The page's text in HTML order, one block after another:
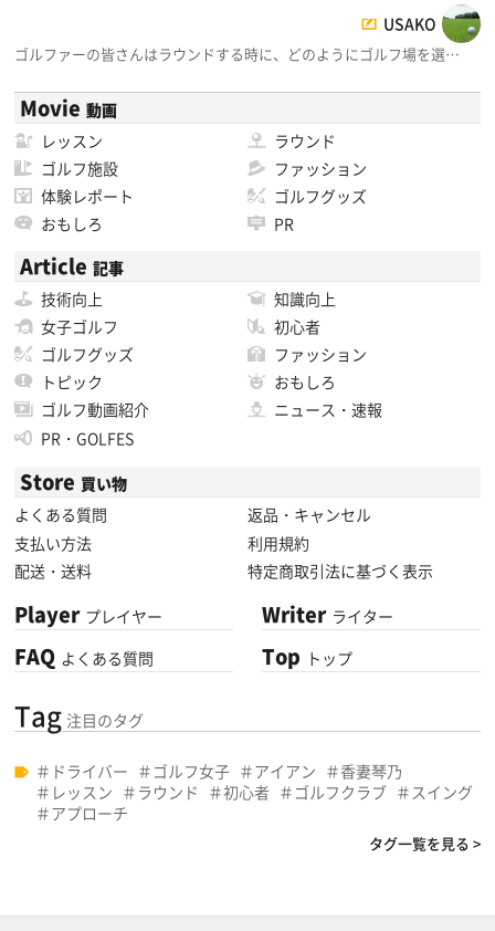
USAKO
ゴルファーの皆さんはラウンドする時に、どのようにゴルフ場を選…
Movie 動画
レッスン
ラウンド
ゴルフ施設
ファッション
体験レポート
ゴルフグッズ
おもしろ
PR
Article 記事
技術向上
知識向上
女子ゴルフ
初心者
ゴルフグッズ
ファッション
トピック
おもしろ
ゴルフ動画紹介
ニュース・速報
PR・GOLFES
Store 買い物
よくある質問
返品・キャンセル
支払い方法
利用規約
配送・送料
特定商取引法に基づく表示
Player プレイヤー
FAQ よくある質問
Writer ライター
Top トップ
Tag 注目のタグ
ドライバー ゴルフ女子 アイアン
香妻琴乃
レッスン
ラウンド 初心者 ゴルフクラブ
スイング
アプローチ
タグ一覧を見る >